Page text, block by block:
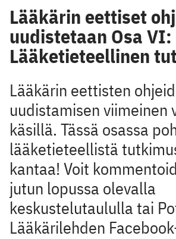
Lääkärin eettiset
uudistetaan Osa VI:
Lääketieteellinen
Lääkärin eettisten
uudistamisen viimeinen
käsillä. Tässä osassa
lääketieteellistä
kantaa! Voit
jutun lopussa olevalla
keskustelutaululla tai
Lääkärilehden